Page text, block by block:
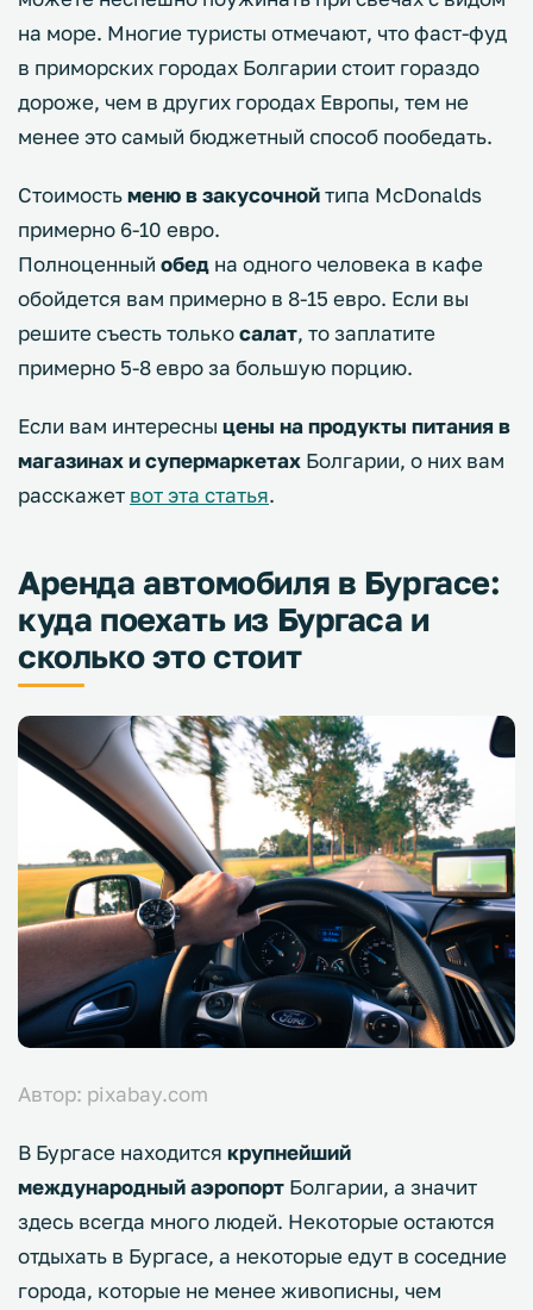
на море. Многие туристы отмечают, что фаст-фуд
в приморских городах Болгарии стоит гораздо
дороже, чем в других городах Европы, тем не
менее это самый бюджетный способ пообедать.
Стоимостьменю в закусочнойтипа McDonalds
примерно 6-10 евро.
Полноценный обед на одного человека в кафе
обойдется вам примерно в 8-15 евро. Если вы
решите съесть толькосалат, то заплатите
примерно 5-8 евро за большую порцию.
Если вам интересны цены на продукты питания в
магазинах и супермаркетах Болгарии, о них вам
расскажет вот эта статья.
Аренда автомобиля в Бургасе:
куда поехать из Бургаса и
сколько это стоит
Автор: pixabay.com
В Бургасе находится крупнейший
международный аэропорт Болгарии, а значит
здесь всегда много людей. Некоторые остаются
отдыхать в Бургасе, а некоторые едут в соседние
города, которые не менее живописны, чем